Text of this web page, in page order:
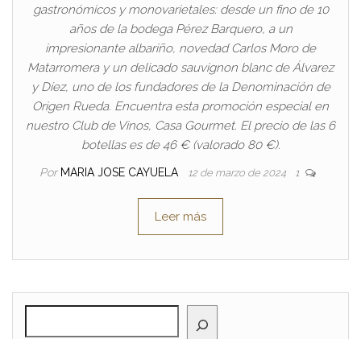
gastronómicos y monovarietales: desde un fino de 10
años de la bodega Pérez Barquero, a un
impresionante albariño, novedad Carlos Moro de
Matarromera y un delicado sauvignon blanc de Álvarez
y Díez, uno de los fundadores de la Denominación de
Origen Rueda. Encuentra esta promoción especial en
nuestro Club de Vinos, Casa Gourmet. El precio de las 6
botellas es de 46 € (valorado 80 €).
Por MARIA JOSE CAYUELA 12 de marzo de 2024 1
Leer más